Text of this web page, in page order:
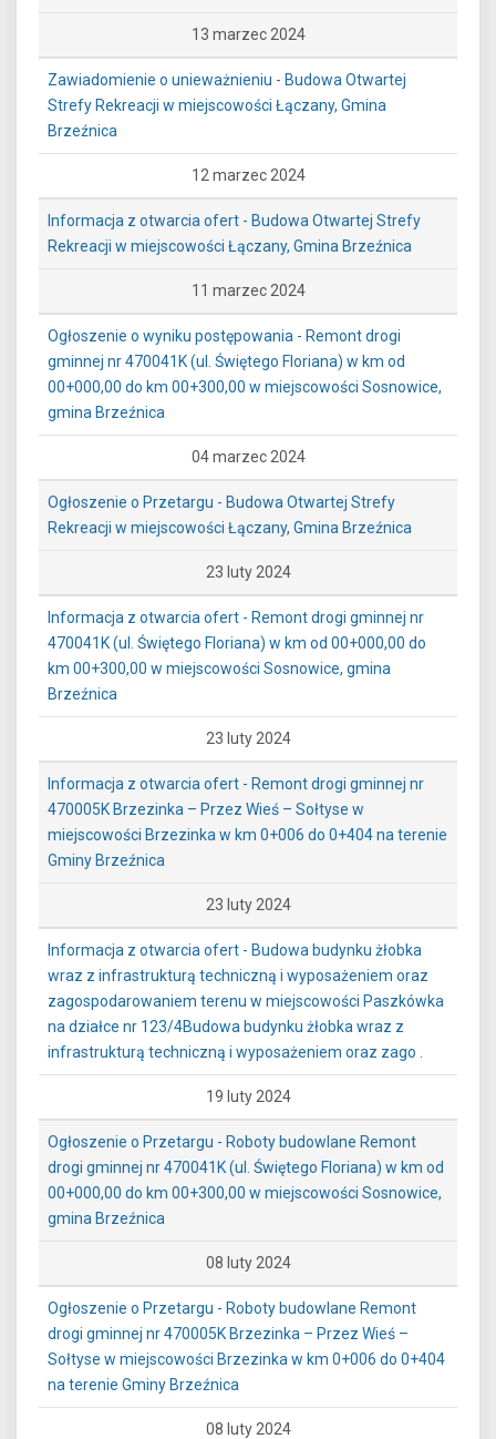
13 marzec 2024
Zawiadomienie o unieważnieniu - Budowa Otwartej
Strefy Rekreacji w miejscowości Łączany, Gmina
Brzeźnica
12 marzec 2024
Informacja z otwarcia ofert - Budowa Otwartej Strefy
Rekreacji w miejscowości Łączany, Gmina Brzeźnica
11 marzec 2024
Ogłoszenie o wyniku postępowania - Remont drogi
gminnej nr 470041K (ul. Świętego Floriana) w km od
00+000,00 do km 00+300,00 w miejscowości Sosnowice,
gmina Brzeźnica
04 marzec 2024
Ogłoszenie o Przetargu - Budowa Otwartej Strefy
Rekreacji w miejscowości Łączany, Gmina Brzeźnica
23 luty 2024
Informacja z otwarcia ofert - Remont drogi gminnej nr
470041K (ul. Świętego Floriana) w km od 00+000,00 do
km 00+300,00 w miejscowości Sosnowice, gmina
Brzeźnica
23 luty 2024
Informacja z otwarcia ofert - Remont drogi gminnej nr
470005K Brzezinka – Przez Wieś – Sołtyse w
miejscowości Brzezinka w km 0+006 do 0+404 na terenie
Gminy Brzeźnica
23 luty 2024
Informacja z otwarcia ofert - Budowa budynku żłobka
wraz z infrastrukturą techniczną i wyposażeniem oraz
zagospodarowaniem terenu w miejscowości Paszkówka
na działce nr 123/4Budowa budynku żłobka wraz z
infrastrukturą techniczną i wyposażeniem oraz zago .
19 luty 2024
Ogłoszenie o Przetargu - Roboty budowlane Remont
drogi gminnej nr 470041K (ul. Świętego Floriana) w km od
00+000,00 do km 00+300,00 w miejscowości Sosnowice,
gmina Brzeźnica
08 luty 2024
Ogłoszenie o Przetargu - Roboty budowlane Remont
drogi gminnej nr 470005K Brzezinka – Przez Wieś –
Sołtyse w miejscowości Brzezinka w km 0+006 do 0+404
na terenie Gminy Brzeźnica
08 luty 2024